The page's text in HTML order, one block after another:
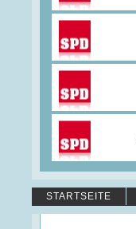
STARTSEITE